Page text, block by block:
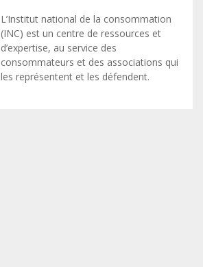
L’Institut national de la consommation
(INC) est un centre de ressources et
d’expertise, au service des
consommateurs et des associations qui
les représentent et les défendent.